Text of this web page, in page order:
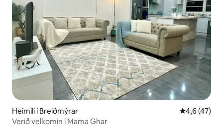
Heimili í Breiðmýrar 4,6 af 5 í
4,6 (47)
Verið velkomin í Mama Ghar